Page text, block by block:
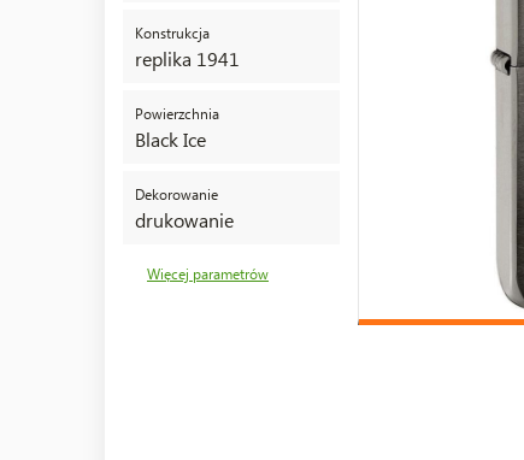
Konstrukcja
replika 1941
Powierzchnia
Black Ice
Dekorowanie
drukowanie
Więcej parametrów